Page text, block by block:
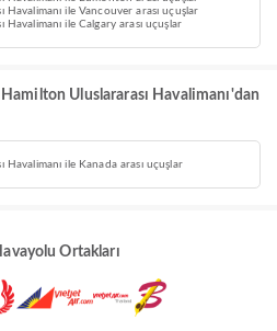
ile Vancouver arası uçuşlar
ile Calgary arası uçuşlar
Uluslararası Havalimanı'dan
ile Kanada arası uçuşlar
Ortakları